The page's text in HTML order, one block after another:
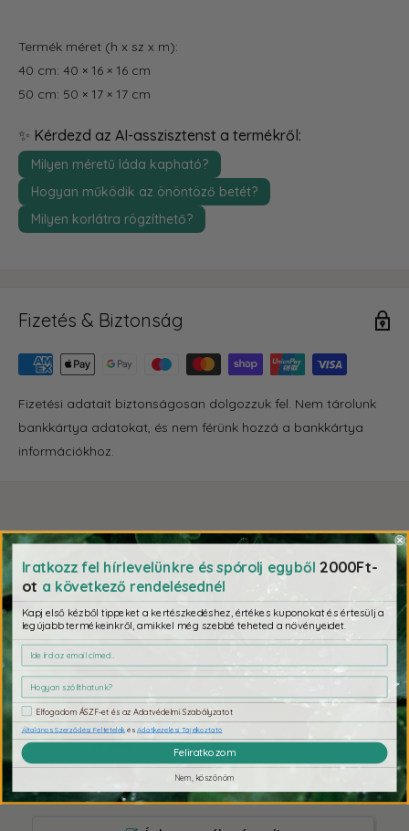
Termék méret (h x sz x m):
40 cm: 40 × 16 × 16 cm
50 cm: 50 × 17 × 17 cm
✨ Kérdezd az AI-asszisztenst a termékről:
Milyen méretű láda kapható?
Hogyan működik az önöntöző betét?
Milyen korlátra rögzíthető?
Fizetés & Biztonság
Fizetési adatait biztonságosan dolgozzuk fel. Nem tárolunk
bankkártya adatokat, és nem férünk hozzá a bankkártya
információkhoz.
Ezeket se hagyd ki
5,0
2
0
0
0
Iratkozz fel hírlevelünkre és spórolj egyből 2000Ft-
ot a következő rendelésednél
Kapj első kézből tippeket a kertészkedéshez, értékes kuponokat és értesülj a
legújabb termékeinkről, amikkel még szebbé teheted a növényeidet.
Elfogadom ÁSZF-et és az Adatvédelmi Szabályzatot
Általános Szerződési FeltételekésAdatkezelési Tájékoztató
Feliratkozom
Nem, köszönöm